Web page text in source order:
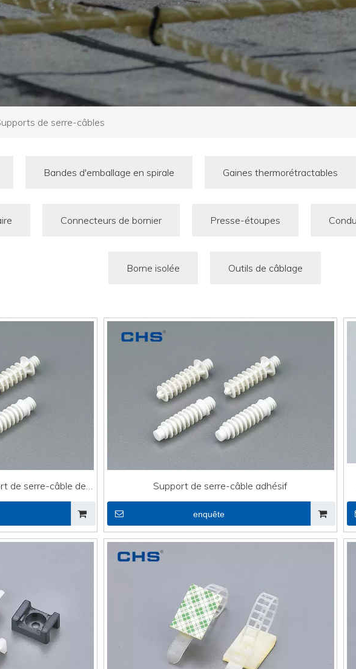
de serre-câbles
Bandes d'emballage en spirale Gaines thermorétractables
Connecteurs de bornier Presse-étoupes
Borne isolée Outils de câblage
de serre-câble de
Support de serre-câble adhésif
enquête